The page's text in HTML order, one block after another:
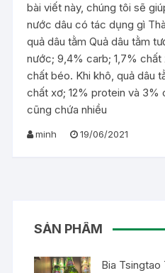
bài viết này, chúng tôi sẽ
nước dâu có tác dụng gì
quả dâu tằm Quả dâu tằm
nước; 9,4% carb; 1,7%
chất béo. Khi khô, quả dâu
chất xơ; 12% protein và 3%
cũng chứa nhiều
minh 19/06/2021
SẢN PHẨM
Bia Tsingtao